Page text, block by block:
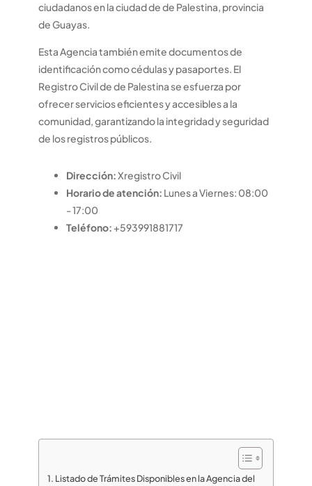
ciudadanos en la ciudad de de Palestina, provincia
de Guayas.
Esta Agencia también emite documentos de
identificación como cédulas y pasaportes. El
Registro Civil de de Palestina se esfuerza por
ofrecer servicios eficientes y accesibles a la
comunidad, garantizando la integridad y seguridad
de los registros públicos.
Dirección:Xregistro Civil
Horario de atención: Lunes a Viernes: 08:00
- 17:00
Teléfono: +593991881717
Listado de Trámites Disponibles en la Agencia del